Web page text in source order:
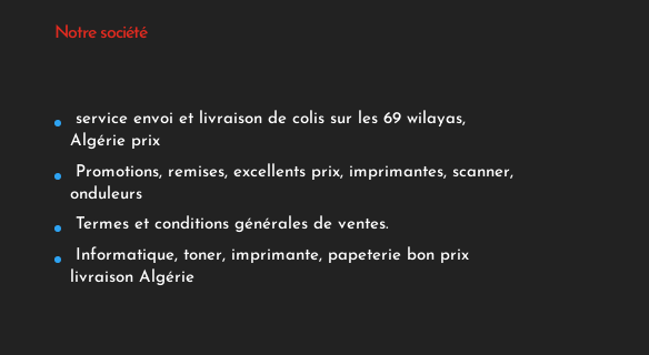
Notre société
service envoi et livraison de colis sur les 69 wilayas,
Algérie prix
Promotions, remises, excellents prix, imprimantes, scanner,
onduleurs
Termes et conditions générales de ventes.
Informatique, toner, imprimante, papeterie bon prix
livraison Algérie